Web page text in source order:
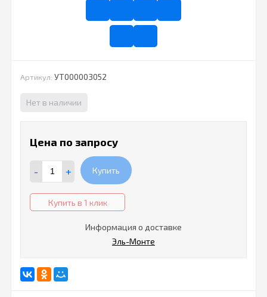
Артикул: УТ000003052
Нет в наличии
Цена по запросу
- + Купить
Купить в 1 клик
Информация о доставке
Эль-Монте